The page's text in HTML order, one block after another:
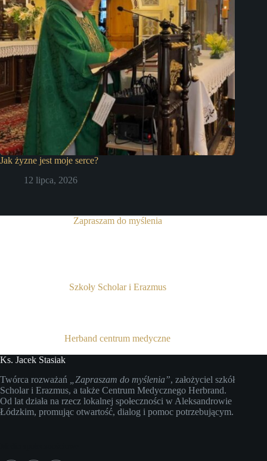
Jak żyzne jest moje serce?
12 lipca, 2026
Zapraszam do myślenia
Szkoły Scholar i Erazmus
Herband centrum medyczne
Ks. Jacek Stasiak
Twórca rozważań
„Zapraszam do myślenia”, założyciel szkół
Scholar i Erazmus, a także Centrum Medycznego Herbrand.
Od lat działa na rzecz lokalnej społeczności w Aleksandrowie
Łódzkim, promując otwartość, dialog i pomoc potrzebującym.